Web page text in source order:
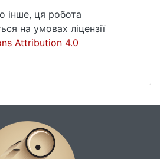
інше, ця робота
на умовах ліцензії
Attribution 4.0